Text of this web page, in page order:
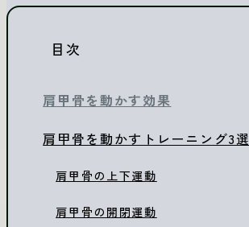
目次
肩甲骨を動かす効果
肩甲骨を動かすトレーニング3選
肩甲骨の上下運動
肩甲骨の開閉運動